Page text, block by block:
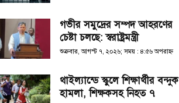
গভীর সমুদ্রের সম্পদ আহরণের
চেষ্টা চলছে: স্বরাষ্ট্রমন্ত্রী
শুক্রবার, আগস্ট ৭, ২০২৬; সময় : ৪:৫৬ অপরাহ্ণ
থাইল্যান্ডে স্কুলে শিক্ষার্থীর বন্দুক
হামলা, শিক্ষকসহ নিহত ৭